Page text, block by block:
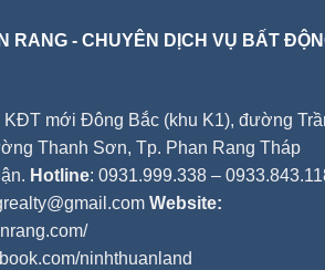
RANG - CHUYÊN DỊCH VỤ BẤT
KĐT mới Đông Bắc (khu K1), đường
Thanh Sơn, Tp. Phan Rang Tháp
Hotline: 0931.999.338 –
Website:
ninhthuanland